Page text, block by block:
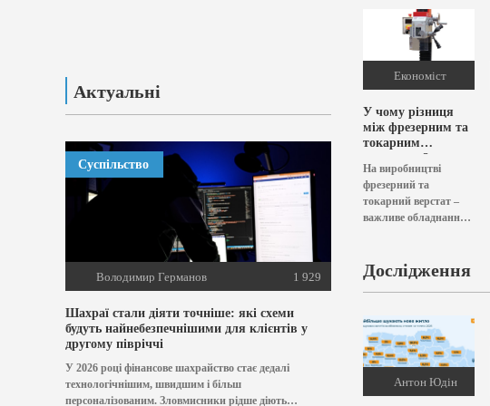
Актуальні
Суспільство
Володимир Германов 1 929
Шахраї стали діяти точніше: які схеми
будуть найнебезпечнішими для клієнтів у
другому півріччі
У 2026 році фінансове шахрайство стає дедалі
технологічнішим, швидшим і більш
персоналізованим. Зловмисники рідше діють
Економіст
У чому різниця
між фрезерним та
токарним
верстатом?
На виробництві
фрезерний та
токарний верстат –
важливе обладнання.
фрезерний верстат в
комплекті з
Дослідження
Антон Юдін